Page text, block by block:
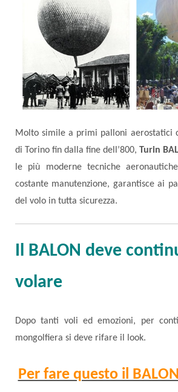
Molto simile a primi palloni aerostatici
di Torino fin dalla fine dell’800, Turin
le più moderne tecniche
costante manutenzione, garantisce ai
del volo in tutta sicurezza.
Il BALON deve
volare
Dopo tanti voli ed emozioni, per
mongolfiera si deve rifare il look.
Per fare questo il